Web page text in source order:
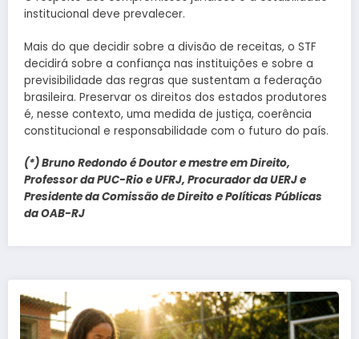
institucional deve prevalecer.
Mais do que decidir sobre a divisão de receitas, o STF
decidirá sobre a confiança nas instituições e sobre a
previsibilidade das regras que sustentam a federação
brasileira. Preservar os direitos dos estados produtores
é, nesse contexto, uma medida de justiça, coerência
constitucional e responsabilidade com o futuro do país.
(*) Bruno Redondo é Doutor e mestre em Direito,
Professor da PUC-Rio e UFRJ, Procurador da UERJ e
Presidente da Comissão de Direito e Políticas Públicas
da OAB-RJ